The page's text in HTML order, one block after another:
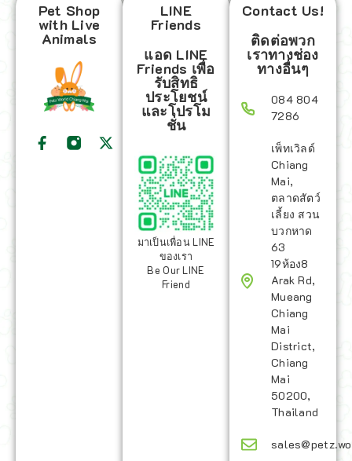
Pet Shop
with Live
Animals
LINE
Friends
แอด LINE
Friends เพื่อ
รับสิทธิ
ประโยชน์
และโปรโม
ชั่น
มาเป็นเพื่อน LINE
ของเรา
Be Our LINE
Friend
Contact Us!
ติดต่อพวก
เราทางช่อง
ทางอื่นๆ
084 804
7286
เพ็ทเวิลด์
Chiang
Mai,
ตลาดสัตว์
เลี้ยง สวน
บวกหาด
63
19ห้อง8
Arak Rd,
Mueang
Chiang
Mai
District,
Chiang
Mai
50200,
Thailand